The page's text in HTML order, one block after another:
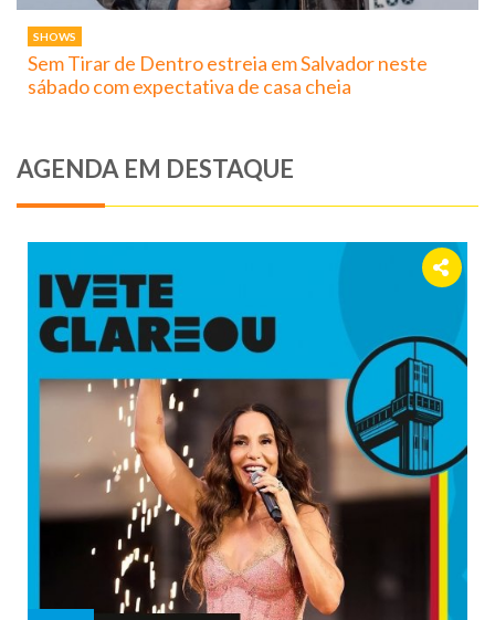
SHOWS
Sem Tirar de Dentro estreia em Salvador neste
sábado com expectativa de casa cheia
AGENDA EM DESTAQUE